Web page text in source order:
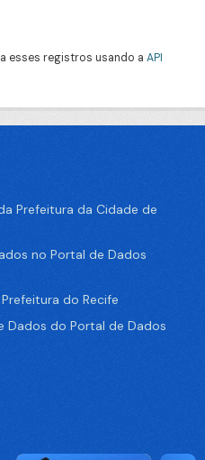
esses registros usando a API
Prefeitura da Cidade de
no Portal de Dados
do Recife
Dados do Portal de Dados